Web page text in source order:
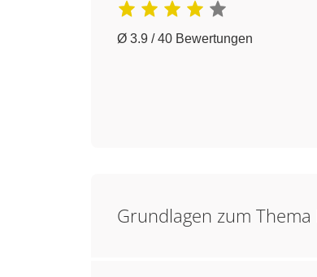
Ø 3.9 / 40 Bewertungen
Grundlagen zum Thema